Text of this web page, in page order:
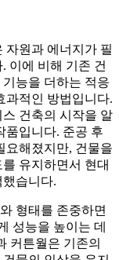
자원과 에너지가 필
이에 비해 기존 건
능을 더하는 적응
과적인 방법입니다.
건축의 시작을 알
품입니다. 준공 후
요해졌지만, 건물을
유지하면서 현대
습니다.
형태를 존중하면
성능을 높이는 데
커튼월은 기존의